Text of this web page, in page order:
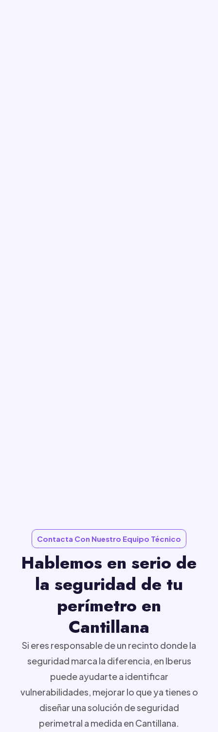
Contacta Con Nuestro Equipo Técnico
Hablemos en serio de
la seguridad de tu
perímetro en
Cantillana
Si eres responsable de un recinto donde la
seguridad marca la diferencia, en Iberus
puede ayudarte a identificar
vulnerabilidades, mejorar lo que ya tienes o
diseñar una solución de seguridad
perimetral a medida en Cantillana.